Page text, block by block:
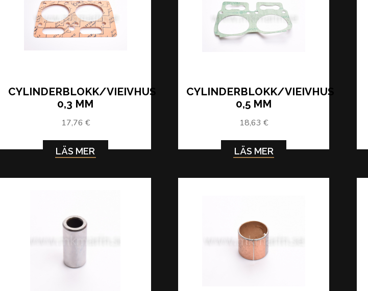
CYLINDERBLOKK/VIEIVHUS
0,3 MM
17,76 €
LÄS MER
CYLINDERBLOKK/VIEIVHUS
0,5 MM
18,63 €
LÄS MER